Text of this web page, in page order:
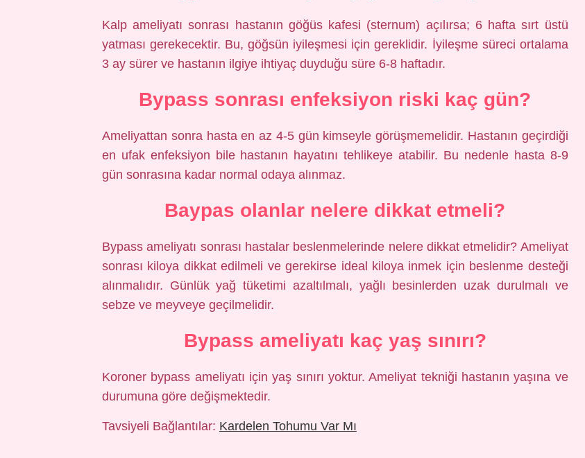
Kalp ameliyatı sonrası hastanın göğüs kafesi (sternum) açılırsa; 6 hafta sırt üstü
yatması gerekecektir. Bu, göğsün iyileşmesi için gereklidir. İyileşme süreci ortalama
3 ay sürer ve hastanın ilgiye ihtiyaç duyduğu süre 6-8 haftadır.
Bypass sonrası enfeksiyon riski kaç gün?
Ameliyattan sonra hasta en az 4-5 gün kimseyle görüşmemelidir. Hastanın geçirdiği
en ufak enfeksiyon bile hastanın hayatını tehlikeye atabilir. Bu nedenle hasta 8-9
gün sonrasına kadar normal odaya alınmaz.
Baypas olanlar nelere dikkat etmeli?
Bypass ameliyatı sonrası hastalar beslenmelerinde nelere dikkat etmelidir? Ameliyat
sonrası kiloya dikkat edilmeli ve gerekirse ideal kiloya inmek için beslenme desteği
alınmalıdır. Günlük yağ tüketimi azaltılmalı, yağlı besinlerden uzak durulmalı ve
sebze ve meyveye geçilmelidir.
Bypass ameliyatı kaç yaş sınırı?
Koroner bypass ameliyatı için yaş sınırı yoktur. Ameliyat tekniği hastanın yaşına ve
durumuna göre değişmektedir.
Tavsiyeli Bağlantılar: Kardelen Tohumu Var Mı